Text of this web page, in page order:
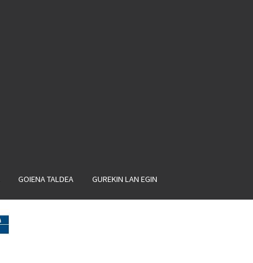
GOIENA TALDEA GUREKIN LAN EGIN